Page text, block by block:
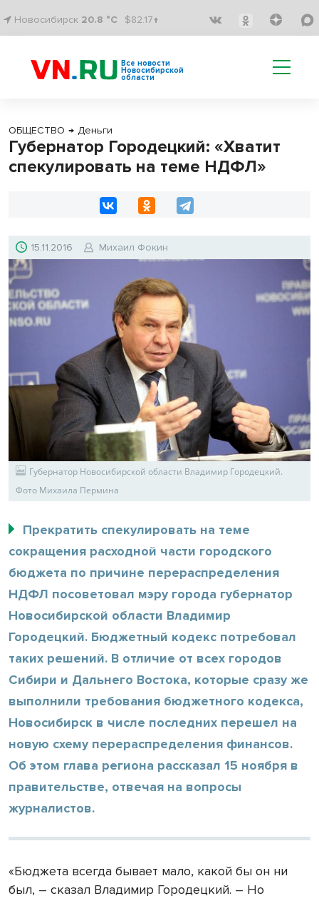
Новосибирск 20.8 °C $82.17↑
Все новости
Новосибирской
области
ОБЩЕСТВО → Деньги
Губернатор Городецкий: «Хватит
спекулировать на теме НДФЛ»
15.11.2016 Михаил Фокин
Губернатор Новосибирской области Владимир Городецкий.
Фото Михаила Пермина
Прекратить спекулировать на теме
сокращения расходной части городского
бюджета по причине перераспределения
НДФЛ посоветовал мэру города губернатор
Новосибирской области Владимир
Городецкий. Бюджетный кодекс потребовал
таких решений. В отличие от всех городов
Сибири и Дальнего Востока, которые сразу же
выполнили требования бюджетного кодекса,
Новосибирск в числе последних перешел на
новую схему перераспределения финансов.
Об этом глава региона рассказал 15 ноября в
правительстве, отвечая на вопросы
журналистов.
«Бюджета всегда бывает мало, какой бы он ни
был, – сказал Владимир Городецкий. – Но